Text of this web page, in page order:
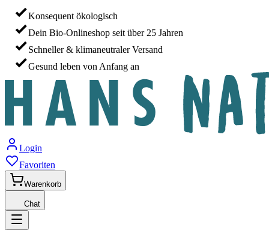
Konsequent ökologisch
Dein Bio-Onlineshop seit über 25 Jahren
Schneller & klimaneutraler Versand
Gesund leben von Anfang an
Login
Favoriten
Warenkorb
Chat